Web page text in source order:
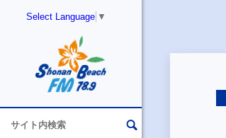
Select Language ▼